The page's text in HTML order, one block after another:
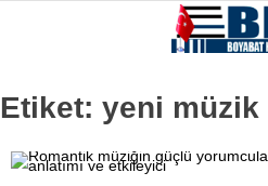
Etiket: yeni müzik